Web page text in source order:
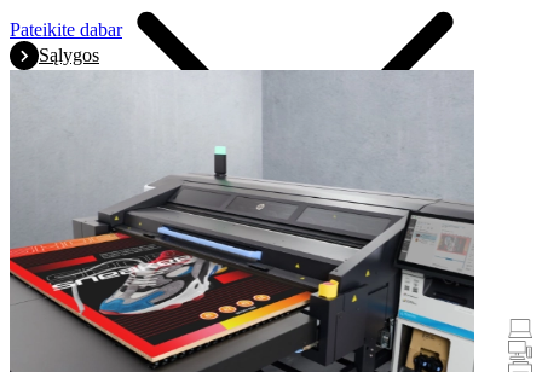
Nešiojamieji ir planšetiniai kompiuteriai
Staliniai kompiuteriai
AKCIJOS
Pateikite dabar
Sąlygos